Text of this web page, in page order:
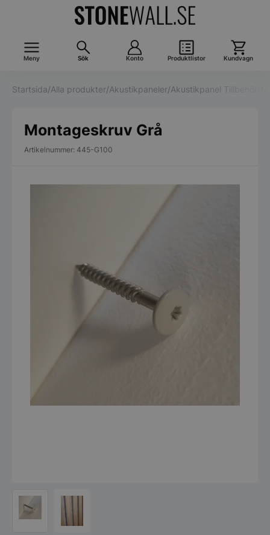
Meny Sök Konto Produktlistor Kundvagn
Startsida/Alla produkter/Akustikpaneler/Akustikpanel Tillbehör
Montageskruv Grå
Artikelnummer: 445-G100